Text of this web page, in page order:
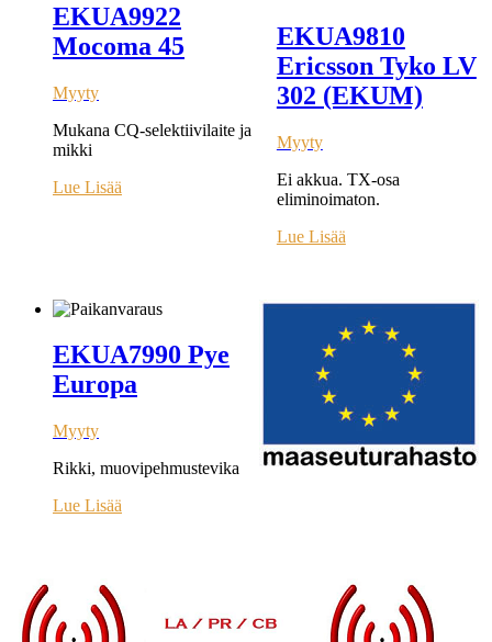
EKUA9922
Mocoma 45
Myyty
Mukana CQ-selektiivilaite ja
mikki
Lue Lisää
EKUA9810
Ericsson Tyko LV
302 (EKUM)
Myyty
Ei akkua. TX-osa
eliminoimaton.
Lue Lisää
EKUA7990 Pye
Europa
Myyty
Rikki, muovipehmustevika
Lue Lisää